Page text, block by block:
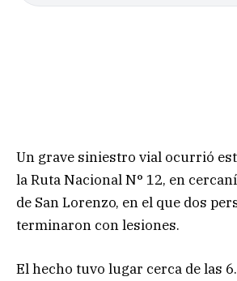
Un grave siniestro vial ocurrió
la Ruta Nacional N° 12, en
de San Lorenzo, en el que dos
terminaron con lesiones.
El hecho tuvo lugar cerca de las